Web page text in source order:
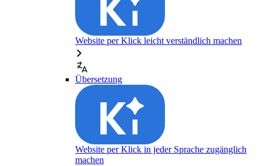
Website per Klick leicht verständlich machen
Übersetzung
Website per Klick in jeder Sprache zugänglich
machen